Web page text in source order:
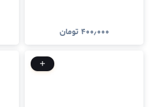
۴۰۰٫۰۰۰ تومان